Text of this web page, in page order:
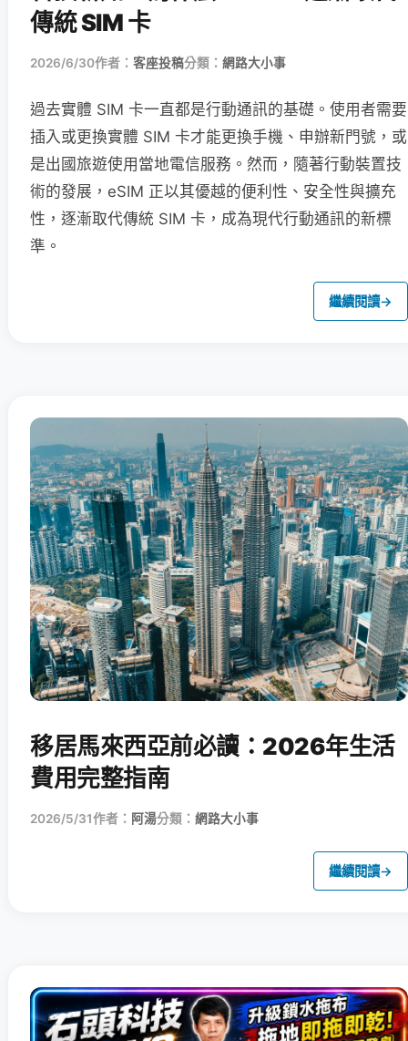
傳統 SIM 卡
2026/6/30作者： 客座投稿分類： 網路大小事
過去實體 SIM 卡一直都是行動通訊的基礎。使用者需要
插入或更換實體 SIM 卡才能更換手機、申辦新門號，或
是出國旅遊使用當地電信服務。然而，隨著行動裝置技
術的發展，eSIM 正以其優越的便利性、安全性與擴充
性，逐漸取代傳統 SIM 卡，成為現代行動通訊的新標
準。
繼續閱讀→
移居馬來西亞前必讀：2026年生活
費用完整指南
2026/5/31作者： 阿湯分類： 網路大小事
繼續閱讀→